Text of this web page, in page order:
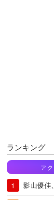
ランキング
ア
影山優佳